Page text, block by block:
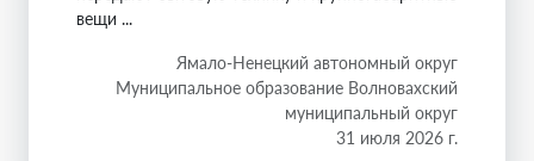
вещи ...
Ямало-Ненецкий автономный округ
Муниципальное образование Волновахский
муниципальный округ
31 июля 2026 г.